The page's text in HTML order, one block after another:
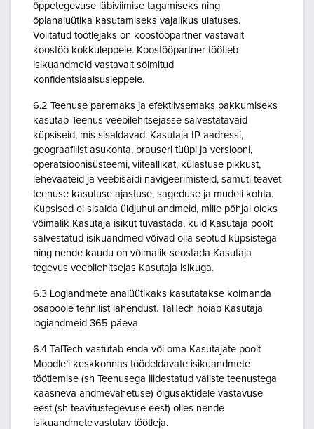
õppetegevuse läbiviimise tagamiseks ning
õpianalüütika kasutamiseks vajalikus ulatuses.
Volitatud töötlejaks on koostööpartner vastavalt
koostöö kokkuleppele. Koostööpartner töötleb
isikuandmeid vastavalt sõlmitud
konfidentsiaalsusleppele.
6.2 Teenuse paremaks ja efektiivsemaks pakkumiseks
kasutab Teenus veebilehitsejasse salvestatavaid
küpsiseid, mis sisaldavad: Kasutaja IP-aadressi,
geograafilist asukohta, brauseri tüüpi ja versiooni,
operatsioonisüsteemi, viiteallikat, külastuse pikkust,
lehevaateid ja veebisaidi navigeerimisteid, samuti teavet
teenuse kasutuse ajastuse, sageduse ja mudeli kohta.
Küpsised ei sisalda üldjuhul andmeid, mille põhjal oleks
võimalik Kasutaja isikut tuvastada, kuid Kasutaja poolt
salvestatud isikuandmed võivad olla seotud küpsistega
ning nende kaudu on võimalik seostada Kasutaja
tegevus veebilehitsejas Kasutaja isikuga.
6.3 Logiandmete analüütikaks kasutatakse kolmanda
osapoole tehnilist lahendust. TalTech hoiab Kasutaja
logiandmeid 365 päeva.
6.4 TalTech vastutab enda või oma Kasutajate poolt
Moodle’i keskkonnas töödeldavate isikuandmete
töötlemise (sh Teenusega liidestatud väliste teenustega
kaasneva andmevahetuse) õigusaktidele vastavuse
eest (sh teavitustegevuse eest) olles nende
isikuandmete vastutav töötleja.